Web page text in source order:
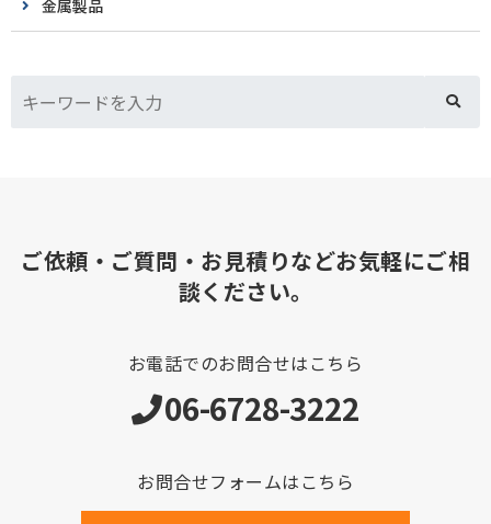
金属製品
ご依頼・ご質問・お見積りなどお気軽にご相
談ください。
お電話でのお問合せはこちら
06-6728-3222
お問合せフォームはこちら